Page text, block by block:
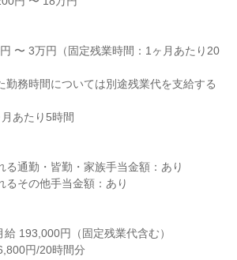
〜 3万円（固定残業時間：1ヶ月あたり20
勤務時間については別途残業代を支給する
あたり5時間
る通勤・皆勤・家族手当金額：あり
るその他手当金額：あり
193,000円（固定残業代含む）